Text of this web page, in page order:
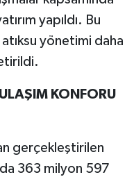
yapıldı. Bu
yönetimi daha
KONFORU
gerçekleştirilen
363 milyon 597